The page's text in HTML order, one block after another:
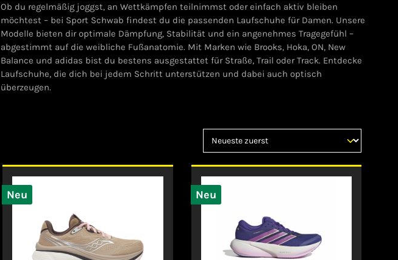
Ob du regelmäßig joggst, an Wettkämpfen teilnimmst oder einfach aktiv bleiben
möchtest – bei Sport Schwab findest du die passenden Laufschuhe für Damen. Unsere
Modelle bieten dir optimale Dämpfung, Stabilität und ein angenehmes Tragegefühl –
abgestimmt auf die weibliche Fußanatomie. Mit Marken wie Brooks, Hoka, ON, New
Balance und adidas bist du bestens ausgestattet für Straße, Trail oder Track. Entdecke
Laufschuhe, die dich bei jedem Schritt unterstützen und dabei auch optisch
überzeugen.
Neu Neu